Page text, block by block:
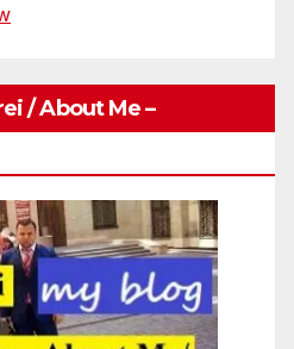
/ About Me –